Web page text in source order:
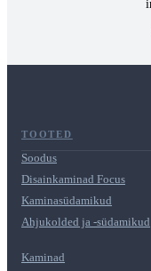
TOOTED
Soodus
Disainkaminad Focus
Kaminasüdamikud
Ahjukolded ja -südamikud
Kaminad